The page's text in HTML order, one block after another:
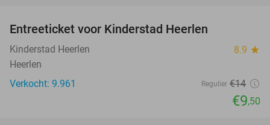
Entreeticket voor Kinderstad Heerlen
Kinderstad Heerlen 8.9 star
Heerlen
Verkocht: 9.961
Regulier €14
€9,50